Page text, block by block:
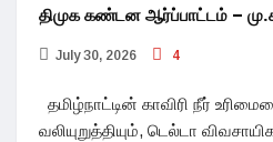
திமுக கண்டன ஆர்ப்பாட்டம் –
July 30, 2026 4
தமிழ்நாட்டின் காவிரி நீர்
வலியுறுத்தியும், டெல்டா